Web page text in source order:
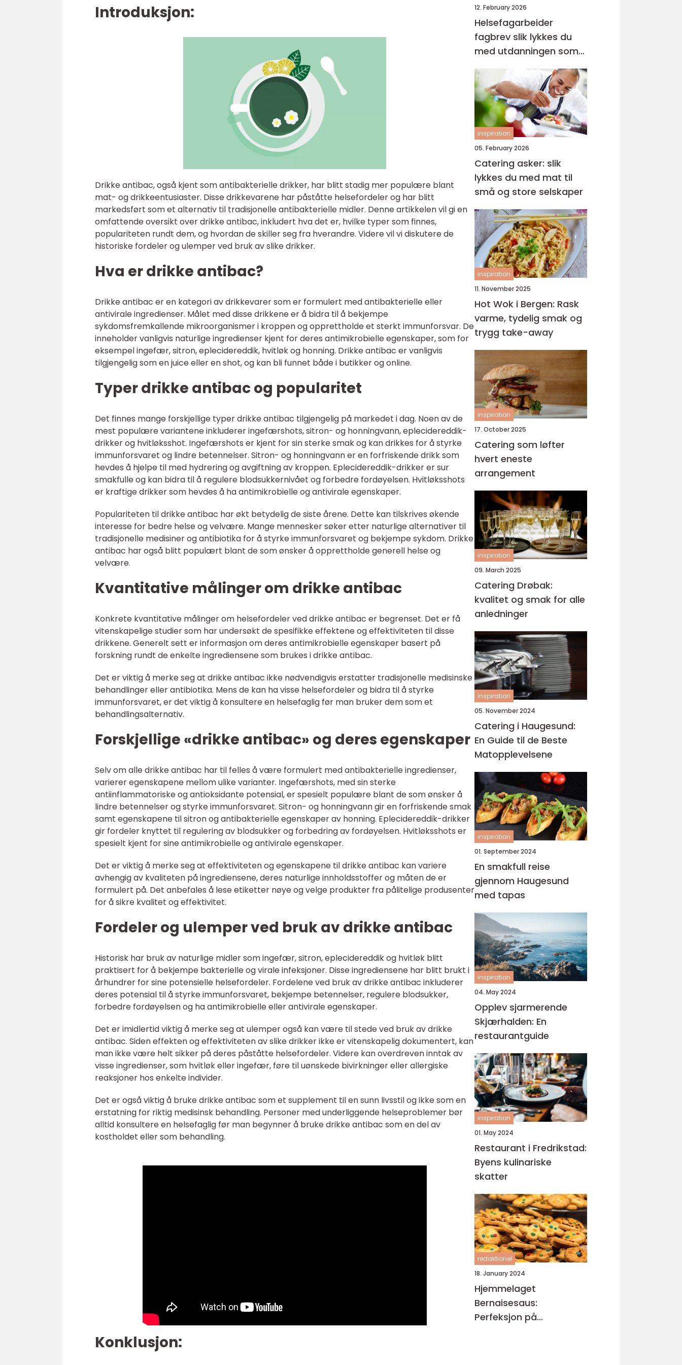
Introduksjon:
Drikke antibac, også kjent som antibakterielle drikker, har blitt stadig mer populære blant
mat- og drikkeentusiaster. Disse drikkevarene har påståtte helsefordeler og har blitt
markedsført som et alternativ til tradisjonelle antibakterielle midler. Denne artikkelen vil gi en
omfattende oversikt over drikke antibac, inkludert hva det er, hvilke typer som finnes,
populariteten rundt dem, og hvordan de skiller seg fra hverandre. Videre vil vi diskutere de
historiske fordeler og ulemper ved bruk av slike drikker.
Hva er drikke antibac?
Drikke antibac er en kategori av drikkevarer som er formulert med antibakterielle eller
antivirale ingredienser. Målet med disse drikkene er å bidra til å bekjempe
sykdomsfremkallende mikroorganismer i kroppen og opprettholde et sterkt immunforsvar. De
inneholder vanligvis naturlige ingredienser kjent for deres antimikrobielle egenskaper, som for
eksempel ingefær, sitron, eplecidereddik, hvitløk og honning. Drikke antibac er vanligvis
tilgjengelig som en juice eller en shot, og kan bli funnet både i butikker og online.
Typer drikke antibac og popularitet
Det finnes mange forskjellige typer drikke antibac tilgjengelig på markedet i dag. Noen av de
mest populære variantene inkluderer ingefærshots, sitron- og honningvann, eplecidereddik-
drikker og hvitløksshot. Ingefærshots er kjent for sin sterke smak og kan drikkes for å styrke
immunforsvaret og lindre betennelser. Sitron- og honningvann er en forfriskende drikk som
hevdes å hjelpe til med hydrering og avgiftning av kroppen. Eplecidereddik-drikker er sur
smakfulle og kan bidra til å regulere blodsukkernivået og forbedre fordøyelsen. Hvitløksshots
er kraftige drikker som hevdes å ha antimikrobielle og antivirale egenskaper.
Populariteten til drikke antibac har økt betydelig de siste årene. Dette kan tilskrives økende
interesse for bedre helse og velvære. Mange mennesker søker etter naturlige alternativer til
tradisjonelle medisiner og antibiotika for å styrke immunforsvaret og bekjempe sykdom. Drikke
antibac har også blitt populært blant de som ønsker å opprettholde generell helse og
velvære.
Kvantitative målinger om drikke antibac
Konkrete kvantitative målinger om helsefordeler ved drikke antibac er begrenset. Det er få
vitenskapelige studier som har undersøkt de spesifikke effektene og effektiviteten til disse
drikkene. Generelt sett er informasjon om deres antimikrobielle egenskaper basert på
forskning rundt de enkelte ingrediensene som brukes i drikke antibac.
Det er viktig å merke seg at drikke antibac ikke nødvendigvis erstatter tradisjonelle medisinske
behandlinger eller antibiotika. Mens de kan ha visse helsefordeler og bidra til å styrke
immunforsvaret, er det viktig å konsultere en helsefaglig før man bruker dem som et
behandlingsalternativ.
Forskjellige «drikke antibac» og deres egenskaper
Selv om alle drikke antibac har til felles å være formulert med antibakterielle ingredienser,
varierer egenskapene mellom ulike varianter. Ingefærshots, med sin sterke
antiinflammatoriske og antioksidante potensial, er spesielt populære blant de som ønsker å
lindre betennelser og styrke immunforsvaret. Sitron- og honningvann gir en forfriskende smak
samt egenskapene til sitron og antibakterielle egenskaper av honning. Eplecidereddik-drikker
gir fordeler knyttet til regulering av blodsukker og forbedring av fordøyelsen. Hvitløksshots er
spesielt kjent for sine antimikrobielle og antivirale egenskaper.
Det er viktig å merke seg at effektiviteten og egenskapene til drikke antibac kan variere
avhengig av kvaliteten på ingrediensene, deres naturlige innholdsstoffer og måten de er
formulert på. Det anbefales å lese etiketter nøye og velge produkter fra pålitelige produsenter
for å sikre kvalitet og effektivitet.
Fordeler og ulemper ved bruk av drikke antibac
Historisk har bruk av naturlige midler som ingefær, sitron, eplecidereddik og hvitløk blitt
praktisert for å bekjempe bakterielle og virale infeksjoner. Disse ingrediensene har blitt brukt i
århundrer for sine potensielle helsefordeler. Fordelene ved bruk av drikke antibac inkluderer
deres potensial til å styrke immunforsvaret, bekjempe betennelser, regulere blodsukker,
forbedre fordøyelsen og ha antimikrobielle eller antivirale egenskaper.
Det er imidlertid viktig å merke seg at ulemper også kan være til stede ved bruk av drikke
antibac. Siden effekten og effektiviteten av slike drikker ikke er vitenskapelig dokumentert, kan
man ikke være helt sikker på deres påståtte helsefordeler. Videre kan overdreven inntak av
visse ingredienser, som hvitløk eller ingefær, føre til uønskede bivirkninger eller allergiske
reaksjoner hos enkelte individer.
Det er også viktig å bruke drikke antibac som et supplement til en sunn livsstil og ikke som en
erstatning for riktig medisinsk behandling. Personer med underliggende helseproblemer bør
alltid konsultere en helsefaglig før man begynner å bruke drikke antibac som en del av
kostholdet eller som behandling.
Konklusjon:
12. February 2026
Helsefagarbeider
fagbrev slik lykkes du
med utdanningen som
voksen
inspiration
05. February 2026
Catering asker: slik
lykkes du med mat til
små og store selskaper
inspiration
11. November 2025
Hot Wok i Bergen: Rask
varme, tydelig smak og
trygg take-away
inspiration
17. October 2025
Catering som løfter
hvert eneste
arrangement
inspiration
09. March 2025
Catering Drøbak:
kvalitet og smak for alle
anledninger
inspiration
05. November 2024
Catering i Haugesund:
En Guide til de Beste
Matopplevelsene
inspiration
01. September 2024
En smakfull reise
gjennom Haugesund
med tapas
inspiration
04. May 2024
Opplev sjarmerende
Skjærhalden: En
restaurantguide
inspiration
01. May 2024
Restaurant i Fredrikstad:
Byens kulinariske
skatter
redaktionel
18. January 2024
Hjemmelaget
Bernaisesaus:
Perfeksjon på